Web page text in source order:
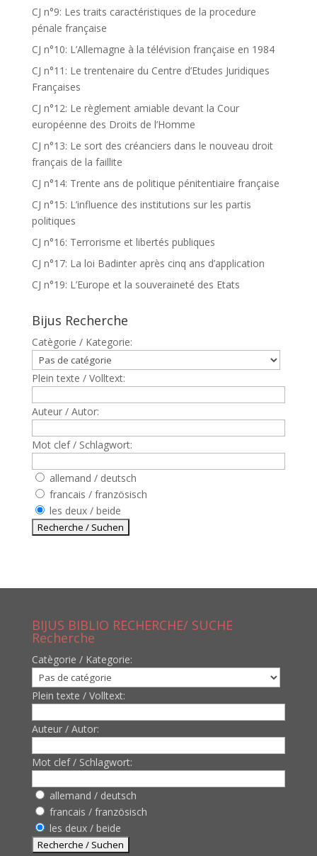
CJ n°9: Les traits caractéristiques de la procedure
pénale française
CJ n°10: L’Allemagne à la télévision française en 1984
CJ n°11: Le trentenaire du Centre d’Etudes Juridiques
Françaises
CJ n°12: Le règlement amiable devant la Cour
européenne des Droits de l’Homme
CJ n°13: Le sort des créanciers dans le nouveau droit
français de la faillite
CJ n°14: Trente ans de politique pénitentiaire française
CJ n°15: L’influence des institutions sur les partis
politiques
CJ n°16: Terrorisme et libertés publiques
CJ n°17: La loi Badinter après cinq ans d’application
CJ n°19: L’Europe et la souveraineté des Etats
Bijus Recherche
Catègorie / Kategorie:
Plein texte / Volltext:
Auteur / Autor:
Mot clef / Schlagwort:
allemand / deutsch
francais / französisch
les deux / beide
BIJUS BIBLIO RECHERCHE/ SUCHE
Recherche
Catègorie / Kategorie:
Plein texte / Volltext:
Auteur / Autor:
Mot clef / Schlagwort:
allemand / deutsch
francais / französisch
les deux / beide